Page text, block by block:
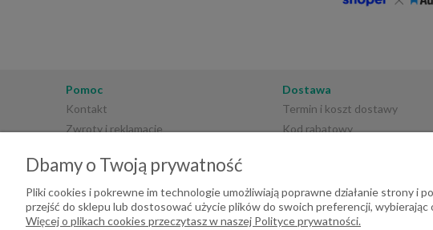
Pomoc
Kontakt
Zwroty i reklamacje
Polityka prywatności
Dostawa
Termin i koszt dostawy
Kod rabatowy
Dbamy o Twoją prywatność
Pliki cookies i pokrewne im technologie umożliwiają poprawne działanie strony
przejść do sklepu lub dostosować użycie plików do swoich preferencji, wybierając
Więcej o plikach cookies przeczytasz w naszej Polityce prywatności.